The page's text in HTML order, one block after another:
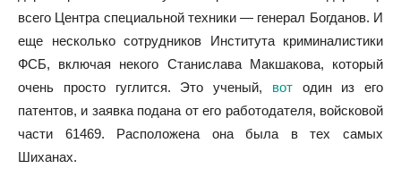
всего Центра специальной техники — генерал Богданов. И
еще несколько сотрудников Института криминалистики
ФСБ, включая некого Станислава Макшакова, который
очень просто гуглится. Это ученый, вотодин из его
патентов, и заявка подана от его работодателя, войсковой
части 61469. Расположена она была в тех самых
Шиханах.